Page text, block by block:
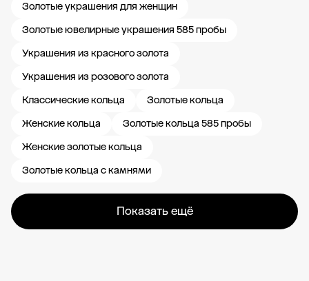
Золотые украшения для женщин
Золотые ювелирные украшения 585 пробы
Украшения из красного золота
Украшения из розового золота
Классические кольца
Золотые кольца
Женские кольца
Золотые кольца 585 пробы
Женские золотые кольца
Золотые кольца с камнями
Показать ещё